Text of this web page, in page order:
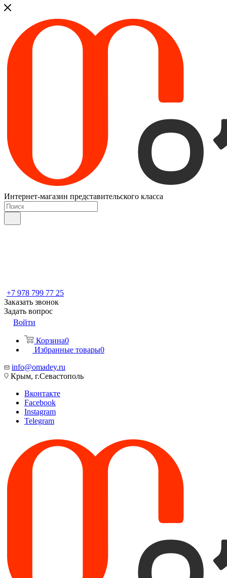
Интернет-магазин представительского класса
+7 978 799 77 25
Заказать звонок
Задать вопрос
Войти
Корзина0
Избранные товары0
info@omadey.ru
Крым, г.Севастополь
Вконтакте
Facebook
Instagram
Telegram